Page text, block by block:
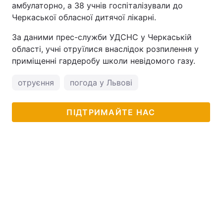
амбулаторно, а 38 учнів госпіталізували до
Черкаської обласної дитячої лікарні.
За даними прес-служби УДСНС у Черкаській
області, учні отруїлися внаслідок розпилення у
приміщенні гардеробу школи невідомого газу.
отруєння погода у Львові
ПІДТРИМАЙТЕ НАС